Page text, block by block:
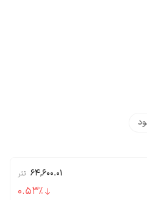
64,600.01 تتر
٪0.53